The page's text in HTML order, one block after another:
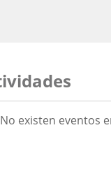
AGOSTO
No existen eventos